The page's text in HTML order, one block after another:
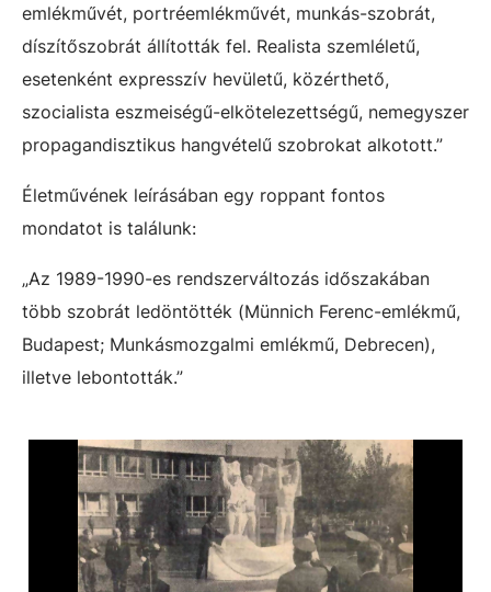
emlékművét, portréemlékművét, munkás-szobrát,
díszítőszobrát állították fel. Realista szemléletű,
esetenként expresszív hevületű, közérthető,
szocialista eszmeiségű-elkötelezettségű, nemegyszer
propagandisztikus hangvételű szobrokat alkotott.”
Életművének leírásában egy roppant fontos
mondatot is találunk:
„Az 1989-1990-es rendszerváltozás időszakában
több szobrát ledöntötték (Münnich Ferenc-emlékmű,
Budapest; Munkásmozgalmi emlékmű, Debrecen),
illetve lebontották.”